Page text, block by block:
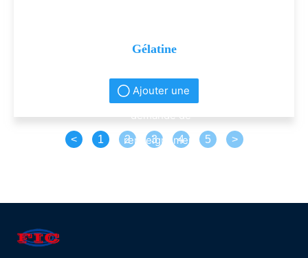
Gélatine
Ajouter une
demande de
renseignement
< 1 2 3 4 5 >